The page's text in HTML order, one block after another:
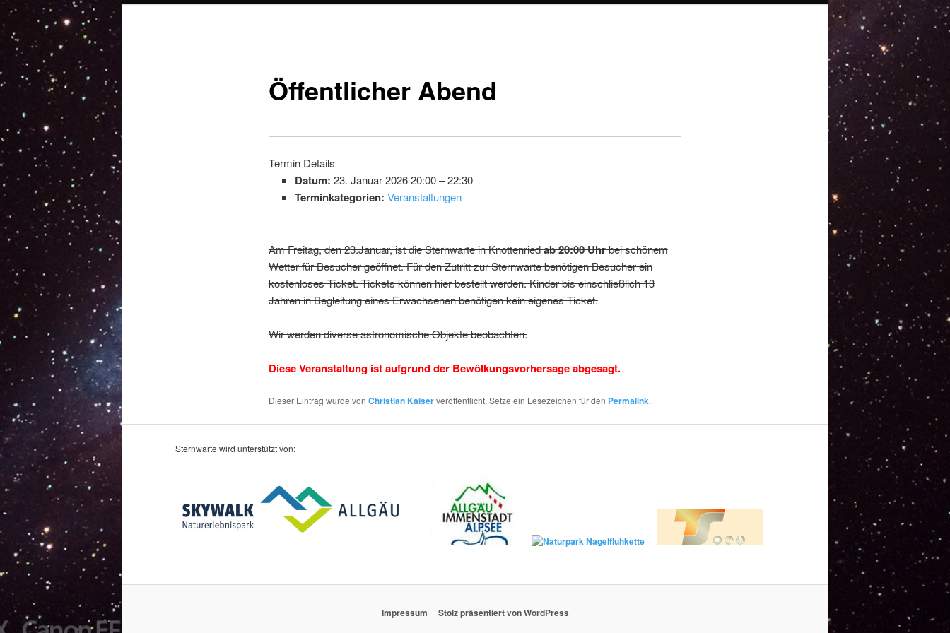
Öffentlicher Abend
Termin Details
Datum: 23. Januar 2026 20:00–22:30
Terminkategorien: Veranstaltungen
Am Freitag, den 23.Januar, ist die Sternwarte in Knottenriedab 20:00 Uhrbei schönem
Wetter für Besucher geöffnet. Für den Zutritt zur Sternwarte benötigen Besucher ein
kostenloses Ticket. Tickets können hier bestellt werden. Kinder bis einschließlich 13
Jahren in Begleitung eines Erwachsenen benötigen kein eigenes Ticket.
Wir werden diverse astronomische Objekte beobachten.
Diese Veranstaltung ist aufgrund der Bewölkungsvorhersage abgesagt.
Dieser Eintrag wurde von Christian Kaiserveröffentlicht. Setze ein Lesezeichen für den Permalink.
Sternwarte wird unterstützt von:
Impressum Stolz präsentiert von WordPress